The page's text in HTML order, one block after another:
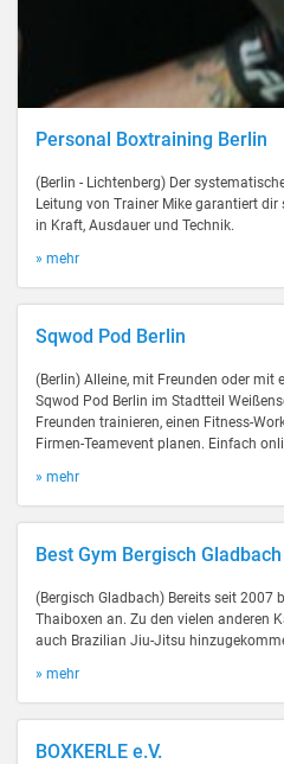
Personal Boxtraining Berlin
(Berlin - Lichtenberg) Der
Leitung von Trainer Mike garantiert
in Kraft, Ausdauer und Technik.
» mehr
Sqwod Pod Berlin
(Berlin) Alleine, mit Freunden oder mit
Sqwod Pod Berlin im Stadtteil
Freunden trainieren, einen Fitness-
Firmen-Teamevent planen. Einfach
» mehr
Best Gym Bergisch Gladbach
(Bergisch Gladbach) Bereits seit 2007
Thaiboxen an. Zu den vielen anderen
auch Brazilian Jiu-Jitsu
» mehr
BOXKERLE e.V.